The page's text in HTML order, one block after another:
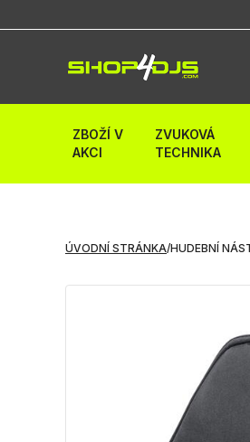
ZBOŽÍ V
AKCI
ZVUKOVÁ
TECHNIKA
ÚVODNÍ STRÁNKA/HUDEBNÍ